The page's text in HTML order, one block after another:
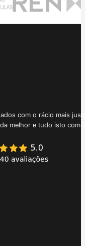
com o rácio mais
melhor e tudo isto